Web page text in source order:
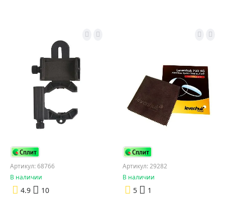
Артикул: 68766
В наличии
4.9
10
Артикул: 29282
В наличии
5
1